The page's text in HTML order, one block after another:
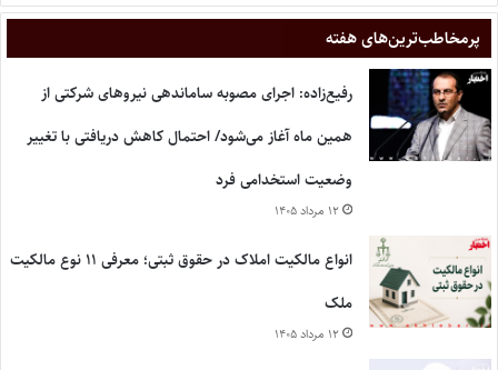
پر‌مخاطب‌ترین‌های هفته
رفیع‌زاده: اجرای مصوبه ساماندهی نیروهای شرکتی از
همین ماه آغاز می‌شود/ احتمال کاهش دریافتی با تغییر
وضعیت استخدامی فرد
۱۲ مرداد ۱۴۰۵
انواع مالکیت املاک در حقوق ثبتی؛ معرفی ۱۱ نوع مالکیت
ملک
۱۲ مرداد ۱۴۰۵